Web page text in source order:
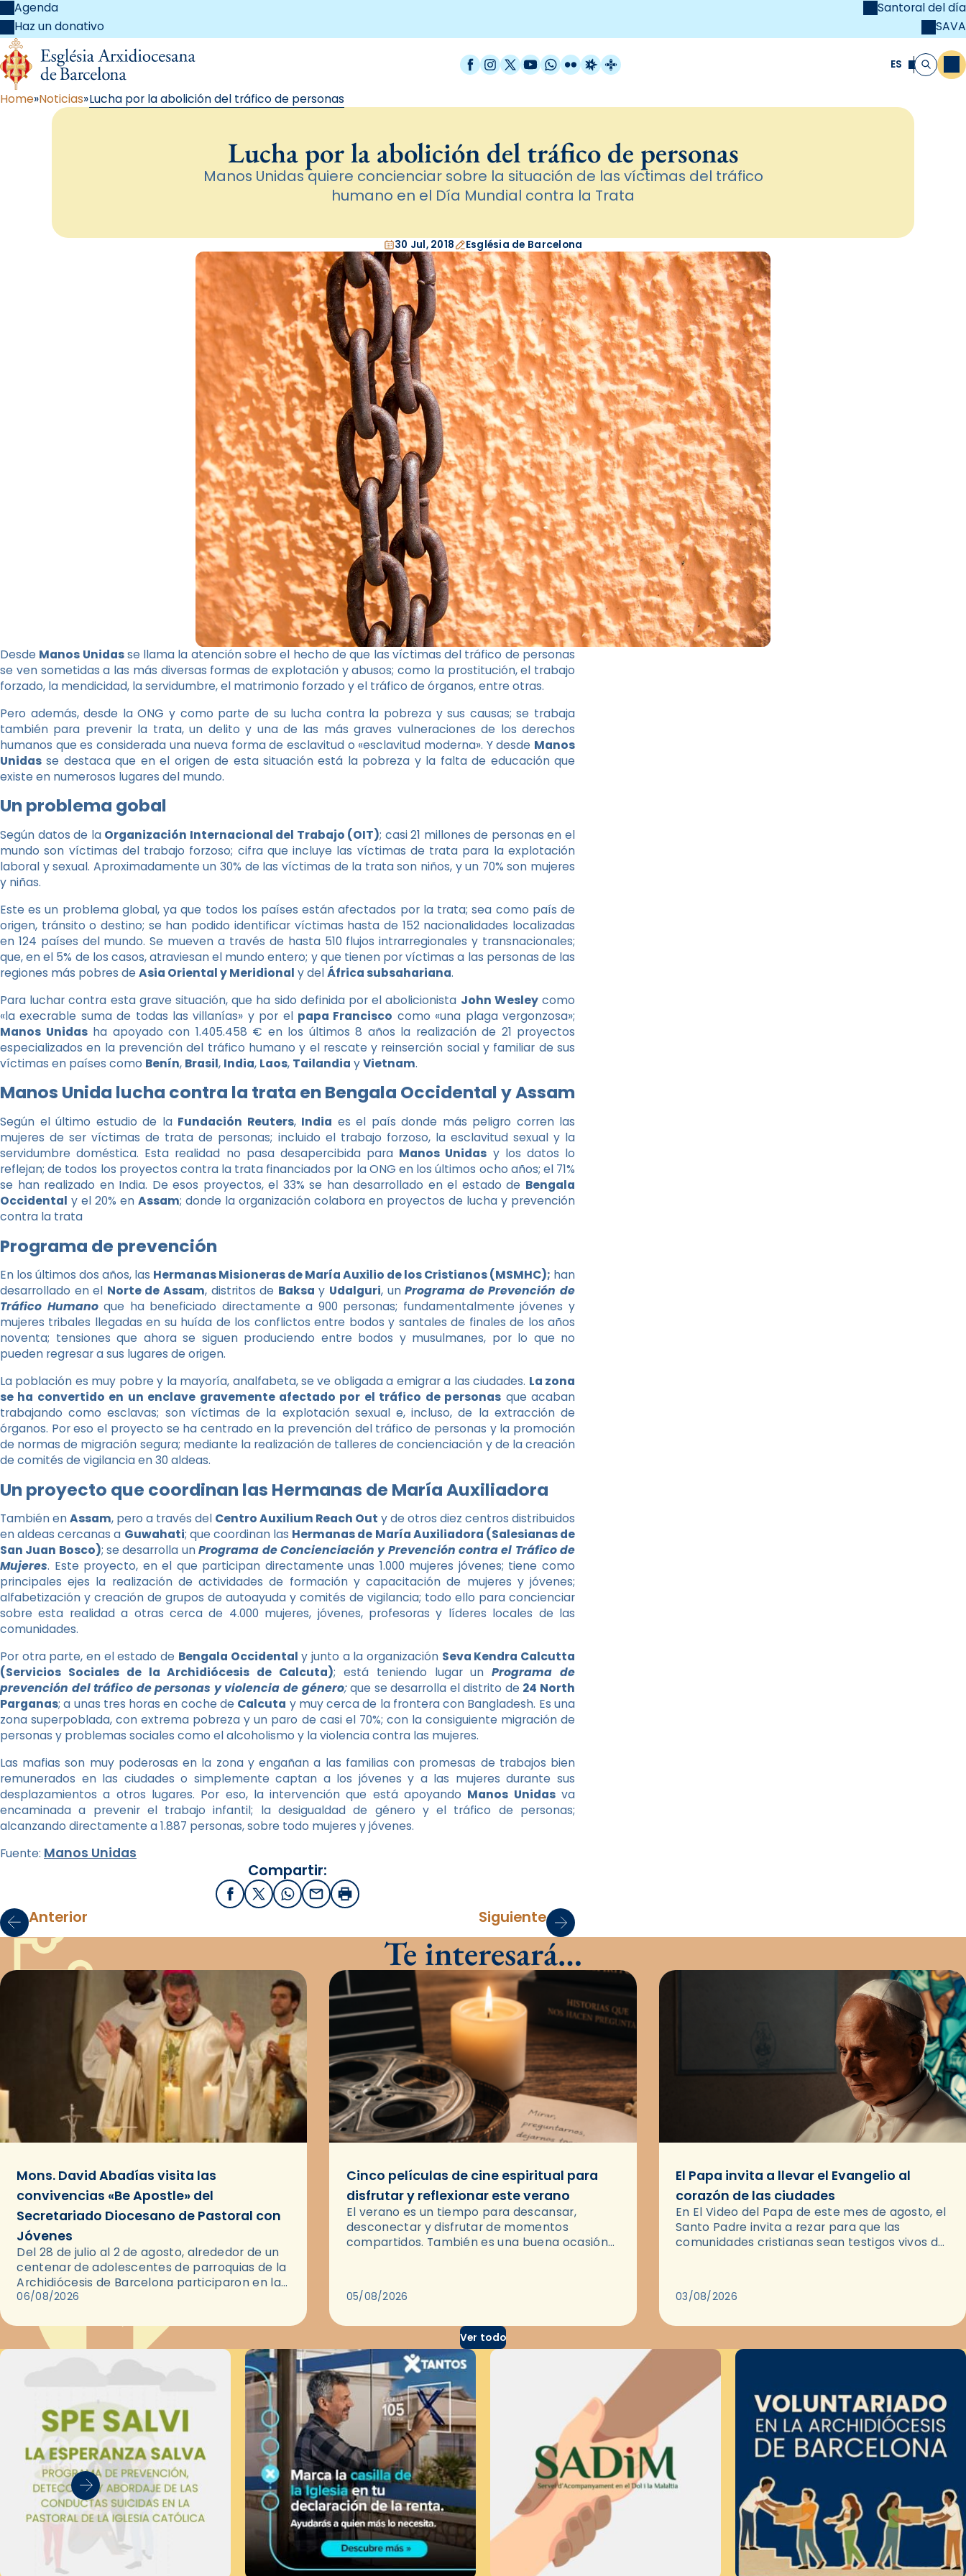
Agenda
Haz un donativo
Santoral del día
SAVA
Facebook
Instagram
X / Twitter
YouTube
WhatsApp
FlickrRadio Estel
Catalunya Cristiana ES Buscar
Home Noticias Lucha por la abolición del tráfico de personas
Lucha por la abolición del tráfico de personas
Manos Unidas quiere concienciar sobre la situación de las víctimas del tráfico
humano en el Día Mundial contra la Trata
30 Jul, 2018 Església de Barcelona
Desde Manos Unidasse llama la atención sobre el hecho de que las víctimas del tráfico de personas
se ven sometidas a las más diversas formas de explotación y abusos; como la prostitución, el trabajo
forzado, la mendicidad, la servidumbre, el matrimonio forzado y el tráfico de órganos, entre otras.
Pero además, desde la ONG y como parte de su lucha contra la pobreza y sus causas; se trabaja
también para prevenir la trata, un delito y una de las más graves vulneraciones de los derechos
humanos que es considerada una nueva forma de esclavitud o «esclavitud moderna». Y desde Manos
Unidas se destaca que en el origen de esta situación está la pobreza y la falta de educación que
existe en numerosos lugares del mundo.
Un problema gobal
Según datos de la Organización Internacional del Trabajo (OIT); casi 21 millones de personas en el
mundo son víctimas del trabajo forzoso; cifra que incluye las víctimas de trata para la explotación
laboral y sexual. Aproximadamente un 30% de las víctimas de la trata son niños, y un 70% son mujeres
y niñas.
Este es un problema global, ya que todos los países están afectados por la trata; sea como país de
origen, tránsito o destino; se han podido identificar víctimas hasta de 152 nacionalidades localizadas
en 124 países del mundo. Se mueven a través de hasta 510 flujos intrarregionales y transnacionales;
que, en el 5% de los casos, atraviesan el mundo entero; y que tienen por víctimas a las personas de las
regiones más pobres de Asia Oriental y Meridional y delÁfrica subsahariana.
Para luchar contra esta grave situación, que ha sido definida por el abolicionista John Wesleycomo
«la execrable suma de todas las villanías» y por el papa Francisco como «una plaga vergonzosa»;
Manos Unidasha apoyado con 1.405.458 € en los últimos 8 años la realización de 21 proyectos
especializados en la prevención del tráfico humano y el rescate y reinserción social y familiar de sus
víctimas en países como Benín, Brasil, India, Laos, Tailandia yVietnam.
Manos Unida lucha contra la trata en Bengala Occidental y Assam
Según el último estudio de la Fundación Reuters, India es el país donde más peligro corren las
mujeres de ser víctimas de trata de personas; incluido el trabajo forzoso, la esclavitud sexual y la
servidumbre doméstica. Esta realidad no pasa desapercibida para Manos Unidas y los datos lo
reflejan; de todos los proyectos contra la trata financiados por la ONG en los últimos ocho años; el 71%
se han realizado en India. De esos proyectos, el 33% se han desarrollado en el estado de Bengala
Occidental y el 20% en Assam; donde la organización colabora en proyectos de lucha y prevención
contra la trata
Programa de prevención
En los últimos dos años, las Hermanas Misioneras de María Auxilio de los Cristianos (MSMHC); han
desarrollado en el Norte de Assam, distritos de Baksa y Udalguri, unPrograma de Prevención de
Tráfico Humanoque ha beneficiado directamente a 900 personas; fundamentalmente jóvenes y
mujeres tribales llegadas en su huída de los conflictos entre bodos y santales de finales de los años
noventa; tensiones que ahora se siguen produciendo entre bodos y musulmanes, por lo que no
pueden regresar a sus lugares de origen.
La población es muy pobre y la mayoría, analfabeta, se ve obligada a emigrar a las ciudades. La zona
se ha convertido en un enclave gravemente afectado por el tráfico de personas que acaban
trabajando como esclavas; son víctimas de la explotación sexual e, incluso, de la extracción de
órganos. Por eso el proyecto se ha centrado en la prevención del tráfico de personas y la promoción
de normas de migración segura; mediante la realización de talleres de concienciación y de la creación
de comités de vigilancia en 30 aldeas.
Un proyecto que coordinan las Hermanas de María Auxiliadora
También enAssam, pero a través del Centro Auxilium Reach Out y de otros diez centros distribuidos
en aldeas cercanas a Guwahati; que coordinan las Hermanas de María Auxiliadora (Salesianas de
San Juan Bosco); se desarrolla unPrograma de Concienciación y Prevención contra el Tráfico de
Mujeres. Este proyecto, en el que participan directamente unas 1.000 mujeres jóvenes; tiene como
principales ejes la realización de actividades de formación y capacitación de mujeres y jóvenes;
alfabetización y creación de grupos de autoayuda y comités de vigilancia; todo ello para concienciar
sobre esta realidad a otras cerca de 4.000 mujeres, jóvenes, profesoras y líderes locales de las
comunidades.
Por otra parte, en el estado de Bengala Occidental y junto a la organización Seva Kendra Calcutta
(Servicios Sociales de la Archidiócesis de Calcuta); está teniendo lugar unPrograma de
prevención del tráfico de personas y violencia de género;que se desarrolla el distrito de 24 North
Parganas; a unas tres horas en coche de Calcuta y muy cerca de la frontera con Bangladesh. Es una
zona superpoblada, con extrema pobreza y un paro de casi el 70%; con la consiguiente migración de
personas y problemas sociales como el alcoholismo y la violencia contra las mujeres.
Las mafias son muy poderosas en la zona y engañan a las familias con promesas de trabajos bien
remunerados en las ciudades o simplemente captan a los jóvenes y a las mujeres durante sus
desplazamientos a otros lugares. Por eso, la intervención que está apoyando Manos Unidasva
encaminada a prevenir el trabajo infantil; la desigualdad de género y el tráfico de personas;
alcanzando directamente a 1.887 personas, sobre todo mujeres y jóvenes.
Fuente: Manos Unidas
Compartir:
FacebookX / Twitter
WhatsApp
EmailImprimir
Anterior Siguiente
Te interesará…
Mons. David Abadías visita las
convivencias «Be Apostle» del
Secretariado Diocesano de Pastoral con
Jóvenes
Del 28 de julio al 2 de agosto, alrededor de un
centenar de adolescentes de parroquias de la
Archidiócesis de Barcelona participaron en las
convivencias Be Apostle, organizadas por el
06/08/2026
Cinco películas de cine espiritual para
disfrutar y reflexionar este verano
El verano es un tiempo para descansar,
desconectar y disfrutar de momentos
compartidos. También es una buena ocasión
05/08/2026
El Papa invita a llevar el Evangelio al
corazón de las ciudades
En El Video del Papa de este mes de agosto, el
Santo Padre invita a rezar para que las
comunidades cristianas sean testigos vivos del
03/08/2026
Ver todo